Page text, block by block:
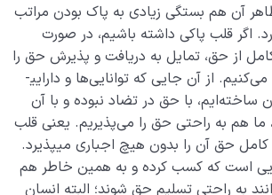
آن هم بستگی زیادی به پاک بودن مراتب
اگر قلب پاکی داشته باشیم، در صورت
از حق، تمایل به دریافت و پذیرش حق را
در خودمان احساس می‌‌کنیم. از آن جایی که توانایی‌ها و دارایی­
ساخته‌ایم، با حق در تضاد نبوده و با آن
ما هم به راحتی حق را می‌پذیریم. یعنی قلب
حق آن را بدون هیچ اجباری می­پذیرد.
است که کسب کرده و به همین خاطر هم
به راحتی تسلیم حق شوند؛ البته انسان